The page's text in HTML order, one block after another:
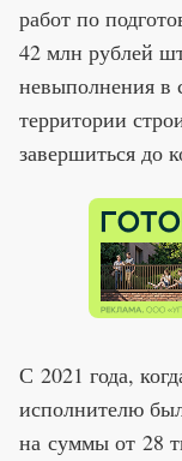
работ по
42 млн рублей
невыполнения в
территории
завершиться до
С 2021 года,
исполнителю
на суммы от 28